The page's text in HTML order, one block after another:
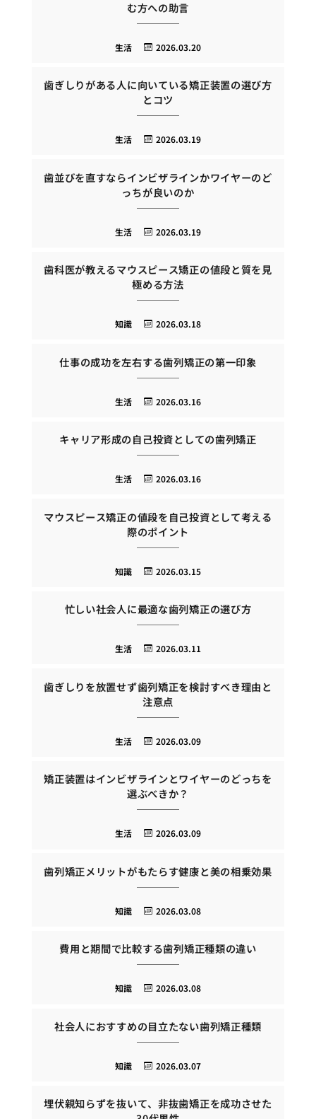
む方への助言
2026.03.20
生活
歯ぎしりがある人に向いている矯正装置の選び方
とコツ
2026.03.19
生活
歯並びを直すならインビザラインかワイヤーのど
っちが良いのか
2026.03.19
生活
歯科医が教えるマウスピース矯正の値段と質を見
極める方法
2026.03.18
知識
仕事の成功を左右する歯列矯正の第一印象
2026.03.16
生活
キャリア形成の自己投資としての歯列矯正
2026.03.16
生活
マウスピース矯正の値段を自己投資として考える
際のポイント
2026.03.15
知識
忙しい社会人に最適な歯列矯正の選び方
2026.03.11
生活
歯ぎしりを放置せず歯列矯正を検討すべき理由と
注意点
2026.03.09
生活
矯正装置はインビザラインとワイヤーのどっちを
選ぶべきか？
2026.03.09
生活
歯列矯正メリットがもたらす健康と美の相乗効果
2026.03.08
知識
費用と期間で比較する歯列矯正種類の違い
2026.03.08
知識
社会人におすすめの目立たない歯列矯正種類
2026.03.07
知識
埋伏親知らずを抜いて、非抜歯矯正を成功させた